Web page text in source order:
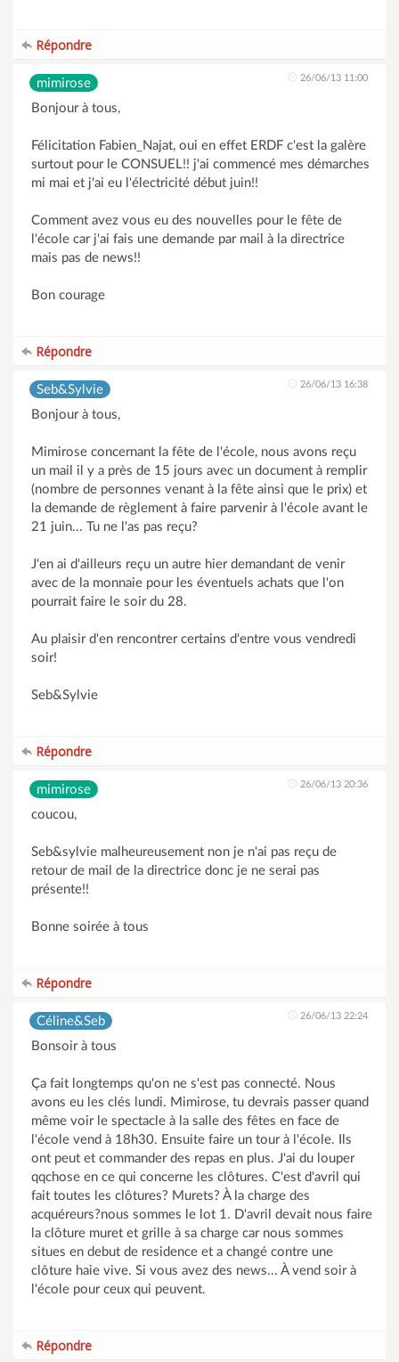
Répondre
mimirose 26/06/13 11:00
Bonjour à tous,
Félicitation Fabien_Najat, oui en effet ERDF c'est la galère
surtout pour le CONSUEL!! j'ai commencé mes démarches
mi mai et j'ai eu l'électricité début juin!!
Comment avez vous eu des nouvelles pour le fête de
l'école car j'ai fais une demande par mail à la directrice
mais pas de news!!
Bon courage
Répondre
Seb&Sylvie 26/06/13 16:38
Bonjour à tous,
Mimirose concernant la fête de l'école, nous avons reçu
un mail il y a près de 15 jours avec un document à remplir
(nombre de personnes venant à la fête ainsi que le prix) et
la demande de règlement à faire parvenir à l'école avant le
21 juin... Tu ne l'as pas reçu?
J'en ai d'ailleurs reçu un autre hier demandant de venir
avec de la monnaie pour les éventuels achats que l'on
pourrait faire le soir du 28.
Au plaisir d'en rencontrer certains d'entre vous vendredi
soir!
Seb&Sylvie
Répondre
mimirose 26/06/13 20:36
coucou,
Seb&sylvie malheureusement non je n'ai pas reçu de
retour de mail de la directrice donc je ne serai pas
présente!!
Bonne soirée à tous
Répondre
Céline&Seb 26/06/13 22:24
Bonsoir à tous
Ça fait longtemps qu'on ne s'est pas connecté. Nous
avons eu les clés lundi. Mimirose, tu devrais passer quand
même voir le spectacle à la salle des fêtes en face de
l'école vend à 18h30. Ensuite faire un tour à l'école. Ils
ont peut et commander des repas en plus. J'ai du louper
qqchose en ce qui concerne les clôtures. C'est d'avril qui
fait toutes les clôtures? Murets? À la charge des
acquéreurs?nous sommes le lot 1. D'avril devait nous faire
la clôture muret et grille à sa charge car nous sommes
situes en debut de residence et a changé contre une
clôture haie vive. Si vous avez des news... À vend soir à
l'école pour ceux qui peuvent.
Répondre